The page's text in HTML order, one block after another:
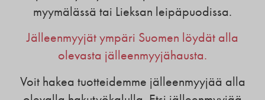
myymälässä tai Lieksan leipäpuodissa.
Jälleenmyyjät ympäri Suomen löydät alla
olevasta jälleenmyyjähausta.
Voit hakea tuotteidemme jälleenmyyjää alla